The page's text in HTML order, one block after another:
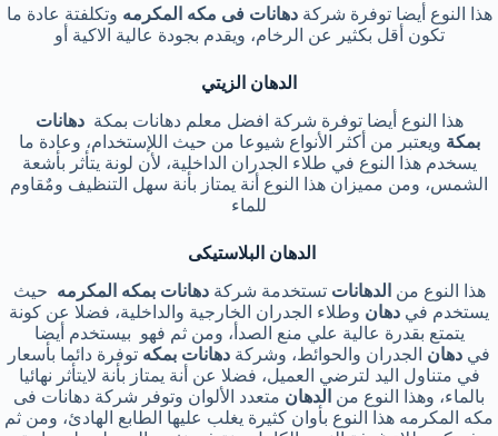
هذا النوع أيضا توفرة شركةدهانات فى مكه المكرمه وتكلفتة عادة ما
تكون أقل بكثير عن الرخام، ويقدم بجودة عالية الاكية أو
الدهان الزيتي
هذا النوع أيضا توفرة شركة افضل معلم دهانات بمكةدهانات
بمكة ويعتبر من أكثر الأنواع شيوعا من حيث اللإستخدام، وعادة ما
يسخدم هذا النوع في طلاء الجدران الداخلية، لأن لونة يتأثر بأشعة
الشمس، ومن مميزان هذا النوع أنة يمتاز بأنة سهل التنظيف ومٌقاوم
للماء
الدهان البلاستيكى
هذا النوع من الدهانات تستخدمة شركةدهانات بمكه المكرمه حيث
يستخدم في دهان وطلاء الجدران الخارجية والداخلية، فضلا عن كونة
يتمتع بقدرة عالية علي منع الصدأ، ومن ثم فهو بيستخدم أيضا
في دهان الجدران والحوائط، وشركة دهانات بمكه توفرة دائما بأسعار
في متناول اليد لترضي العميل، فضلا عن أنة يمتاز بأنة لايتأثر نهائيا
بالماء، وهذا النوع من الدهان متعدد الألوان وتوفر شركة دهانات فى
مكه المكرمه هذا النوع بأوان كثيرة يغلب عليها الطابع الهادئ، ومن ثم